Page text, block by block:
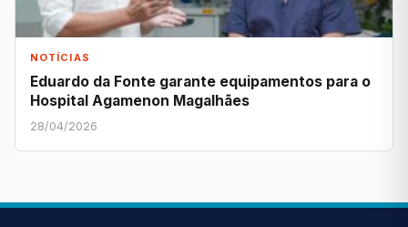
NOTÍCIAS
Eduardo da Fonte garante equipamentos para o
Hospital Agamenon Magalhães
28/04/2026